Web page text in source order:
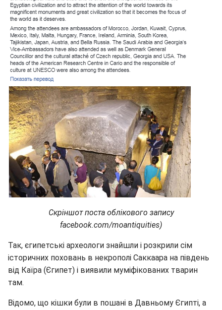
Скріншот поста облікового запису
facebook.com/moantiquities)
Так, єгипетські археологи знайшли і розкрили сім
історичних поховань в некрополі Саккаара на південь
від Каїра (Єгипет) і виявили муміфікованих тварин
там.
Відомо, що кішки були в пошані в Давньому Єгипті, а